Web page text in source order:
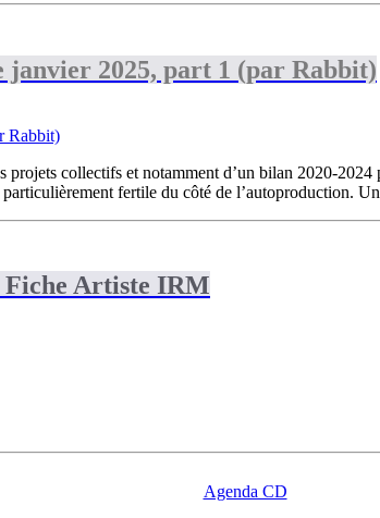
janvier 2025, part 1 (par Rabbit)
collectifs et notamment d’un bilan 2020-
fertile du côté de l’autoproduction.
Artiste IRM
Agenda CD